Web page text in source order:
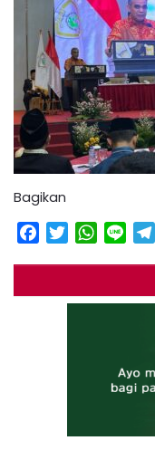
Bagikan
Facebook
Twitter Line